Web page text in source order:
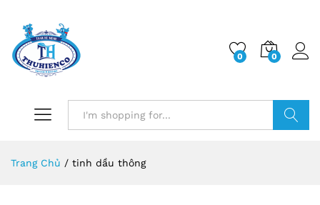
0 0
Trang Chủ / tinh dầu thông